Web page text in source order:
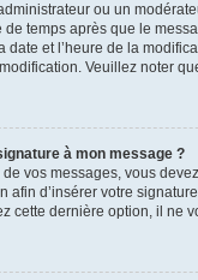
ou un
temps après que le
date et l’heure de la
Veuillez noter
à mon message ?
vos messages, vous
afin d’insérer votre
cette dernière option, il ne